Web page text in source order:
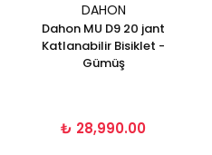
DAHON
Dahon MU D9 20 jant
Katlanabilir Bisiklet -
Gümüş
₺ 28,990.00